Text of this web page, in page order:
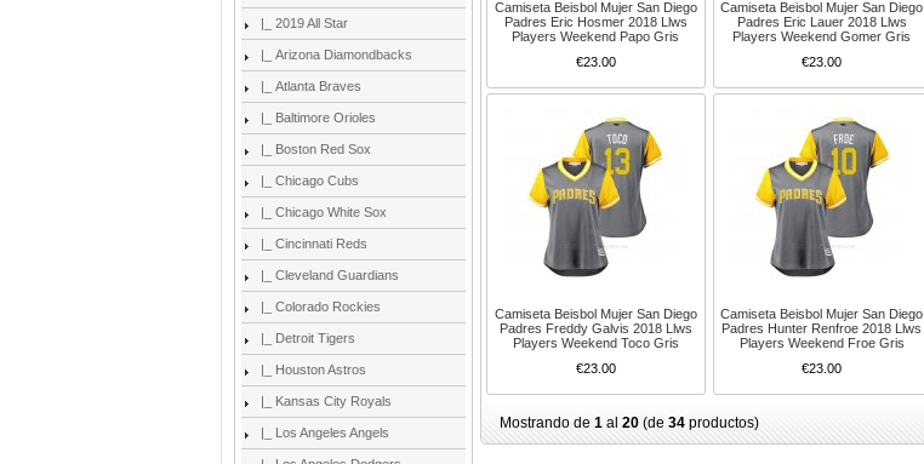
|_ 2019 All Star
|_ Arizona Diamondbacks
|_ Atlanta Braves
|_ Baltimore Orioles
|_ Boston Red Sox
|_ Chicago Cubs
|_ Chicago White Sox
|_ Cincinnati Reds
|_ Cleveland Guardians
|_ Colorado Rockies
|_ Detroit Tigers
|_ Houston Astros
|_ Kansas City Royals
|_ Los Angeles Angels
Camiseta Beisbol Mujer San Diego
Padres Eric Hosmer 2018 Llws
Players Weekend Papo Gris
€23.00
Camiseta Beisbol Mujer San Diego
Padres Eric Lauer 2018 Llws
Players Weekend Gomer Gris
€23.00
Camiseta Beisbol Mujer San Diego
Padres Freddy Galvis 2018 Llws
Players Weekend Toco Gris
€23.00
Camiseta Beisbol Mujer San Diego
Padres Hunter Renfroe 2018 Llws
Players Weekend Froe Gris
€23.00
Mostrando de 1 al 20 (de 34 productos)